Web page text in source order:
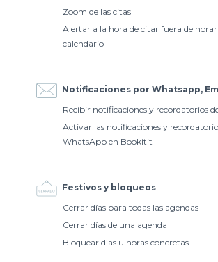
Zoom de las citas
Alertar a la hora de citar fuera de
calendario
Notificaciones por Whatsapp,
Recibir notificaciones y recordatorios
Activar las notificaciones y
WhatsApp en Bookitit
Festivos y bloqueos
Cerrar días para todas las agendas
Cerrar días de una agenda
Bloquear días u horas concretas